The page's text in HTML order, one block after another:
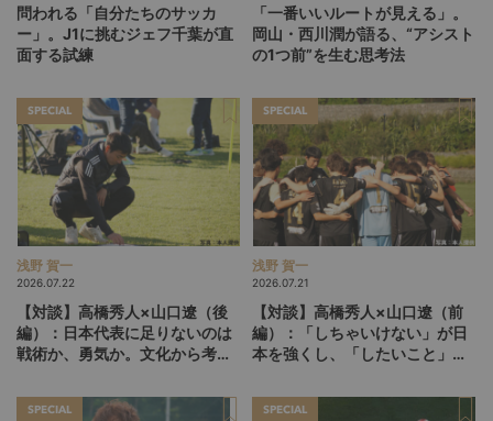
問われる「自分たちのサッカ
ー」。J1に挑むジェフ千葉が直
面する試練
「一番いいルートが見える」。
岡山・西川潤が語る、“アシスト
の1つ前”を生む思考法
SPECIAL
浅野 賀一
2026.07.22
【対談】高橋秀人×山口遼（後
編）：日本代表に足りないのは
戦術か、勇気か。文化から考え
SPECIAL
浅野 賀一
2026.07.21
【対談】高橋秀人×山口遼（前
編）：「しちゃいけない」が日
本を強くし、「したいこと」が
で見えたもう一つの育成論
SPECIAL SPECIAL